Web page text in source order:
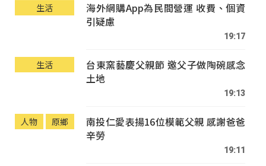
生活
海外網購App為民間營運 收費、個資
引疑慮
19:17
生活
台東窯藝慶父親節 邀父子做陶碗感念
土地
19:13
人物 原鄉
南投仁愛表揚16位模範父親 感謝爸爸
辛勞
19:11